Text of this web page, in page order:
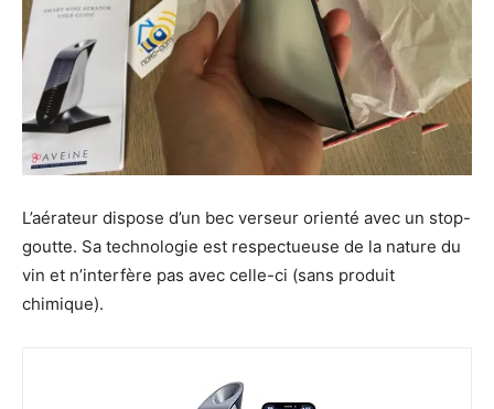
L’aérateur dispose d’un bec verseur orienté avec un stop-
goutte. Sa technologie est respectueuse de la nature du
vin et n’interfère pas avec celle-ci (sans produit
chimique).